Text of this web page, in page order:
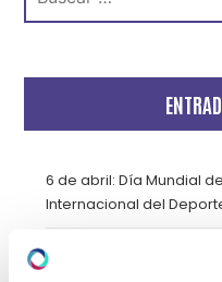
6 de abril: Día Mundial
Internacional del
Fisioterapia de suelo